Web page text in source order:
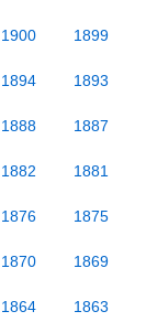
1900 1899
1894 1893
1888 1887
1882 1881
1876 1875
1870 1869
1864 1863